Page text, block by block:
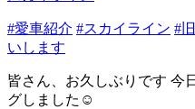
#愛車紹介 #スカイライン #
いします
皆さん、お久しぶりです 今
グしました☺️